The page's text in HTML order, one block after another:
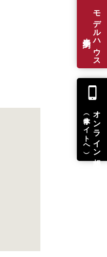
モデルハウス
オンライン相談
（本体サイトへ）